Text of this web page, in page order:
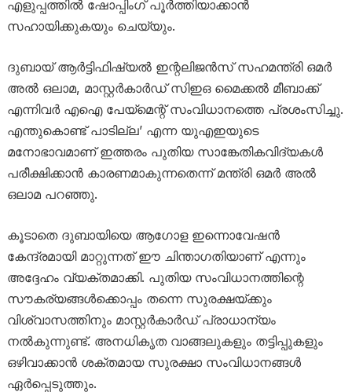
എളുപ്പത്തിൽ ഷോപ്പിംഗ് പൂർത്തിയാക്കാൻ
സഹായിക്കുകയും ചെയ്യും.
ദുബായ് ആർട്ടിഫിഷ്യൽ ഇന്റലിജൻസ് സഹമന്ത്രി ഒമർ
അൽ ഒലാമ, മാസ്റ്റർകാർഡ് സിഇഒ മൈക്കൽ മീബാക്ക്
എന്നിവർ എഐ പേയ്‌മെന്റ് സംവിധാനത്തെ പ്രശംസിച്ചു.
എന്തുകൊണ്ട് പാടില്ല’ എന്ന യുഎഇയുടെ
മനോഭാവമാണ് ഇത്തരം പുതിയ സാങ്കേതികവിദ്യകൾ
പരീക്ഷിക്കാൻ കാരണമാകുന്നതെന്ന് മന്ത്രി ഒമർ അൽ
ഒലാമ പറഞ്ഞു.
കൂടാതെ ദുബായിയെ ആഗോള ഇന്നൊവേഷൻ
കേന്ദ്രമായി മാറ്റുന്നത് ഈ ചിന്താഗതിയാണ് എന്നും
അദ്ദേഹം വ്യക്തമാക്കി. പുതിയ സംവിധാനത്തിന്റെ
സൗകര്യങ്ങൾക്കൊപ്പം തന്നെ സുരക്ഷയ്ക്കും
വിശ്വാസത്തിനും മാസ്റ്റർകാർഡ് പ്രാധാന്യം
നൽകുന്നുണ്ട്. അനധികൃത വാങ്ങലുകളും തട്ടിപ്പുകളും
ഒഴിവാക്കാൻ ശക്തമായ സുരക്ഷാ സംവിധാനങ്ങൾ
ഏർപ്പെടുത്തും.